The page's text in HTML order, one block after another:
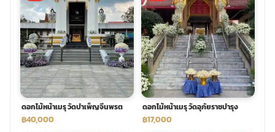
ดอกไม้หน้าเมรุ วัดบำเพ็ญจีนพรต
฿40,000
ดอกไม้หน้าเมรุ วัดอุภัยราชบำรุง
฿17,000